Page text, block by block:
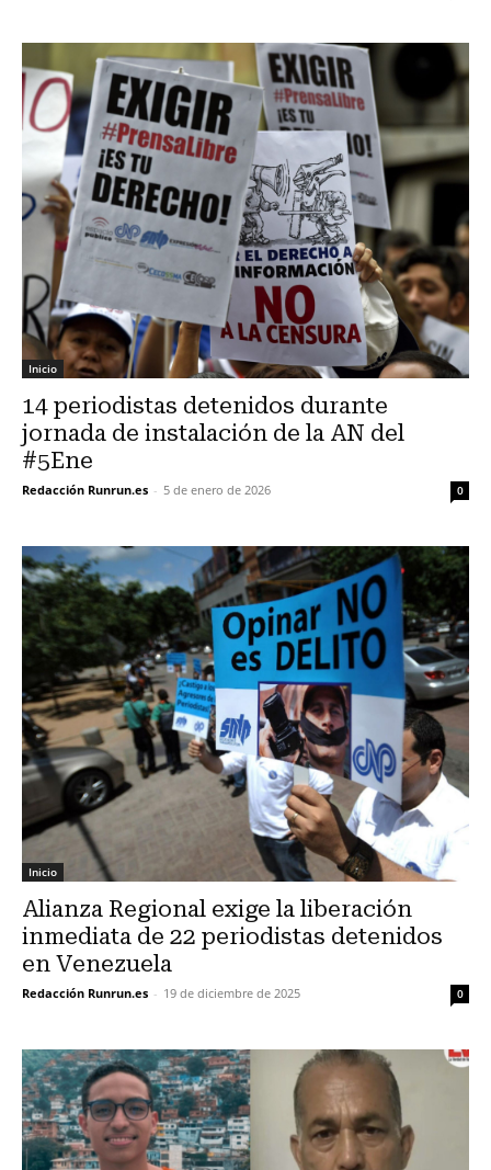
Inicio
14 periodistas detenidos durante
jornada de instalación de la AN del
#5Ene
Redacción Runrun.es - 5 de enero de 2026 0
Inicio
Alianza Regional exige la liberación
inmediata de 22 periodistas detenidos
en Venezuela
Redacción Runrun.es - 19 de diciembre de 2025 0